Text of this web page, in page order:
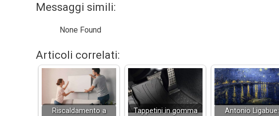
Messaggi simili:
None Found
Articoli correlati:
Riscaldamento a
Tappetini in gomma
Antonio Ligabue: